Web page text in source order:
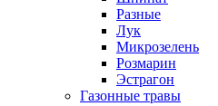
Разные
Лук
Микрозелень
Розмарин
Эстрагон
Газонные травы